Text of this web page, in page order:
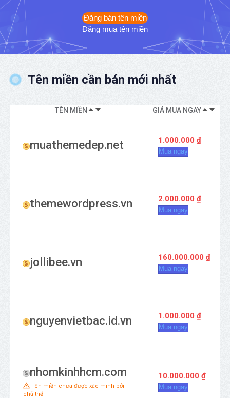
Đăng bán tên miền
Đăng mua tên miền
Tên miền cần bán mới nhất
TÊN MIỀN GIÁ MUA NGAY
muathemedep.net 1.000.000 ₫
Mua ngay
themewordpress.vn 2.000.000 ₫
Mua ngay
jollibee.vn 160.000.000 ₫
Mua ngay
nguyenvietbac.id.vn 1.000.000 ₫
Mua ngay
nhomkinhhcm.com
Tên miền chưa được xác minh bởi
chủ thể
10.000.000 ₫
Mua ngay